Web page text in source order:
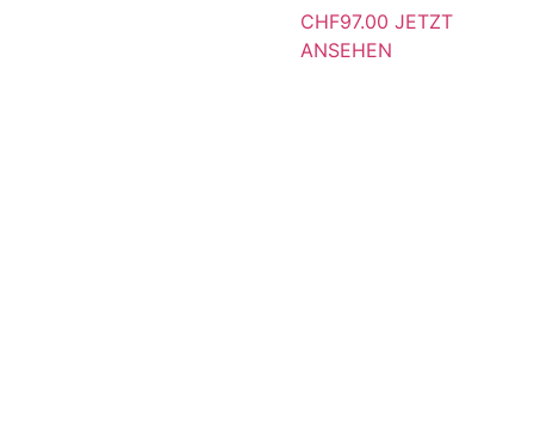
CHF97.00 JETZT
ANSEHEN